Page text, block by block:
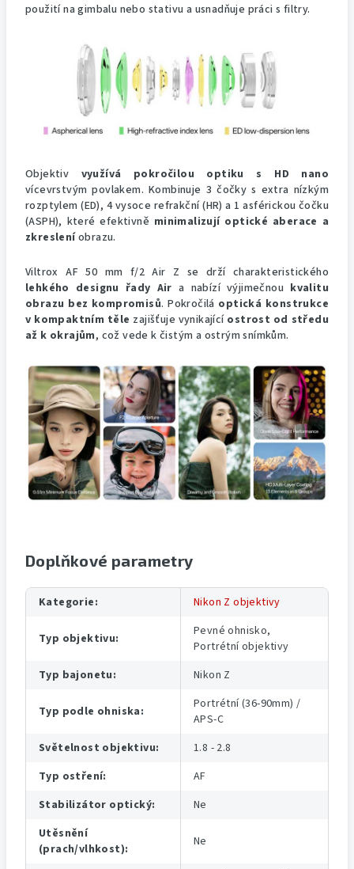
použití na gimbalu nebo stativu a usnadňuje práci s filtry.
Objektiv využívá pokročilou optiku s HD nano
vícevrstvým povlakem. Kombinuje 3 čočky s extra nízkým
rozptylem (ED), 4 vysoce refrakční (HR) a 1 asférickou čočku
(ASPH), které efektivně minimalizují optické aberace a
zkresleníobrazu.
Viltrox AF 50 mm f/2 Air Z se drží charakteristického
lehkého designu řady Air a nabízí výjimečnou kvalitu
obrazu bez kompromisů. Pokročilá optická konstrukce
v kompaktním těle zajišťuje vynikající ostrost od středu
až k okrajům, což vede k čistým a ostrým snímkům.
Doplňkové parametry
Kategorie: Nikon Z objektivy
Typ objektivu:
Pevné ohnisko,
Portrétní objektivy
Typ bajonetu: Nikon Z
Typ podle ohniska:
Portrétní (36-90mm) /
APS-C
Světelnost objektivu:
1.8 - 2.8
Typ ostření:
AF
Stabilizátor optický:
Ne
Utěsnění
(prach/vlhkost): Ne